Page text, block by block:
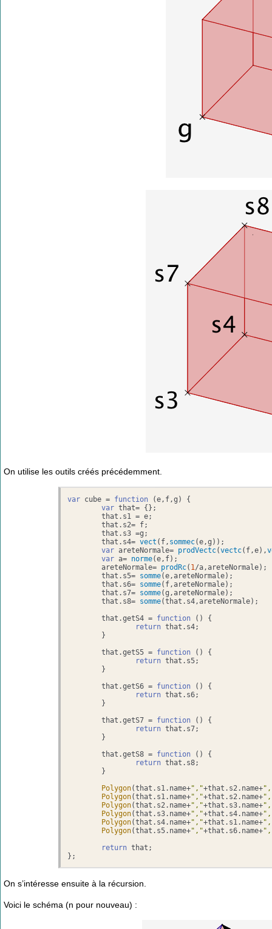
On utilise les outils créés précédemment.
var cube = function (e,f,g ) {
var that= {};
	that.
s1
= e;
	that.
s2= f;
	that.
s3 =g;
	that.
s4= vect (f, sommec(e,g));
var areteNormale= prodVectc(vectc(f,e),
var a= norme(e,f);
	areteNormale=
prodRc( 1 /a,areteNormale);
	that.
s5= somme(e,areteNormale);
	that.
s6= somme(f,areteNormale);
	that.
s7= somme(g,areteNormale);
	that.
s8= somme(that. s4 ,areteNormale);
	that.
getS4 = function ( ) {
return that. s4;
	that.
getS5 = function ( ) {
return that. s5;
	that.
getS6 = function ( ) {
return that. s6;
	that.
getS7 = function ( ) {
return that. s7;
	that.
getS8 = function ( ) {
return that. s8;
Polygon(that. s1 . name+","+that. s2 . name+
Polygon(that. s1 . name+","+that. s2 . name+
Polygon(that. s2 . name+","+that. s3. name+
Polygon(that. s3. name+","+that. s4. name+
Polygon(that. s4. name+","+that. s1 . name+
Polygon(that. s5. name+","+that. s6. name+
return that;
};
On s’intéresse ensuite à la récursion.
Voici le schéma (n pour nouveau) :